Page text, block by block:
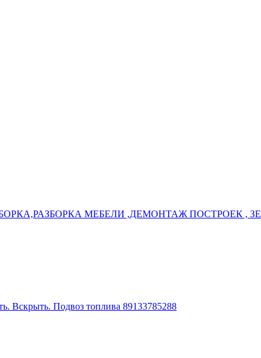
МЕБЕЛИ ,ДЕМОНТАЖ ПОСТРОЕК ,
Вскрыть. Подвоз топлива 89133785288